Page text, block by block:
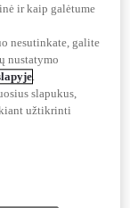
su Toyota
ratų pasiūlymas.
ir kaip galėtume
nesutinkate, galite
nustatymo
.
slapukus,
užtikrinti